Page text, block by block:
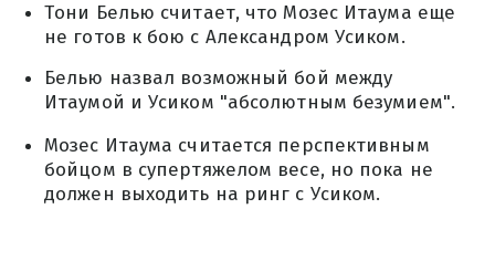
Тони Белью считает, что Мозес Итаума еще
не готов к бою с Александром Усиком.
Белью назвал возможный бой между
Итаумой и Усиком "абсолютным безумием".
Мозес Итаума считается перспективным
бойцом в супертяжелом весе, но пока не
должен выходить на ринг с Усиком.